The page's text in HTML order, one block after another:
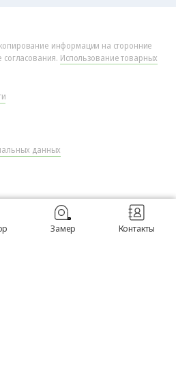
информации на сторонние
согласования. Использование товарных
данных
Замер Контакты